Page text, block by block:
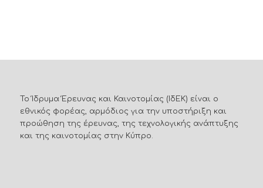
Το Ίδρυμα Έρευνας και Καινοτομίας (ΙδΕΚ) είναι ο
εθνικός φορέας, αρμόδιος για την υποστήριξη και
προώθηση της έρευνας, της τεχνολογικής ανάπτυξης
και της καινοτομίας στην Κύπρο.